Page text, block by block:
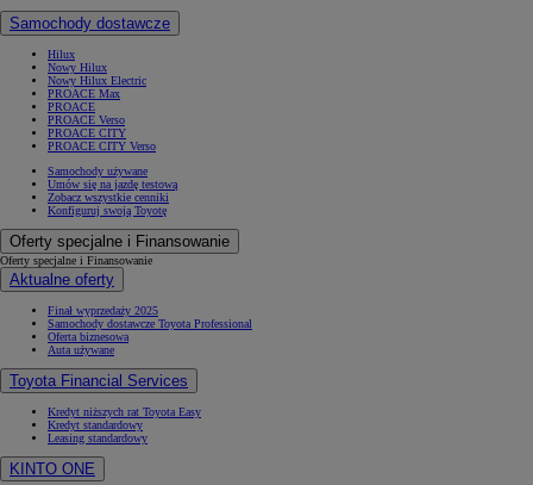
Samochody dostawcze
Hilux
Nowy Hilux
Nowy Hilux Electric
PROACE Max
PROACE
PROACE Verso
PROACE CITY
PROACE CITY Verso
Samochody używane
Umów się na jazdę testową
Zobacz wszystkie cenniki
Konfiguruj swoją Toyotę
Oferty specjalne i Finansowanie
Oferty specjalne i Finansowanie
Aktualne oferty
Finał wyprzedaży 2025
Samochody dostawcze Toyota Professional
Oferta biznesowa
Auta używane
Toyota Financial Services
Kredyt niższych rat Toyota Easy
Kredyt standardowy
Leasing standardowy
KINTO ONE